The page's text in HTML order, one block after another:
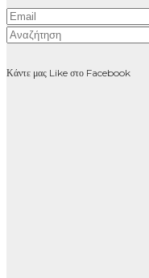
Κάντε μας Like στο Facebook